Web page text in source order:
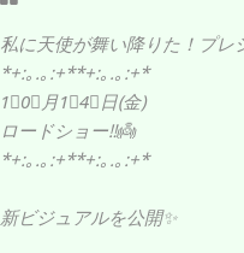
私に天使が舞い降りた！プレ
*+:｡.｡:+**+:｡.｡:+*
1⃣0⃣月1⃣4⃣日(金)
ロードショー‼👼
*+:｡.｡:+**+:｡.｡:+*
新ビジュアルを公開✨